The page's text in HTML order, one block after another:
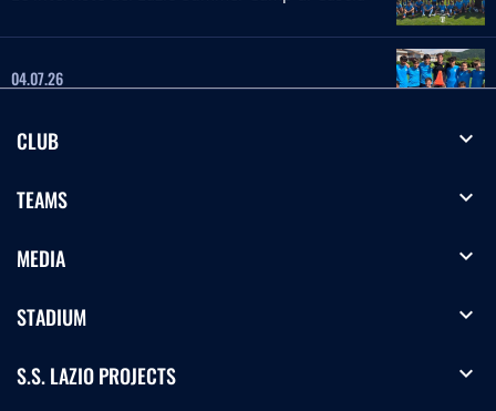
04.07.26
Le interviste del Lazio Summer Camp del 'Green
'La Lepre e la tartaruga' - La squadra Speciale
CLUB expand_more
TEAMS expand_more
MEDIA expand_more
STADIUM expand_more
S.S. LAZIO PROJECTS expand_more